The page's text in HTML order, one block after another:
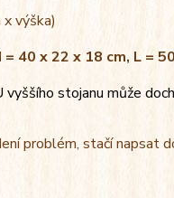
výška)
40 x 22 x 18 cm, L =
stojanu může
problém, stačí napsat